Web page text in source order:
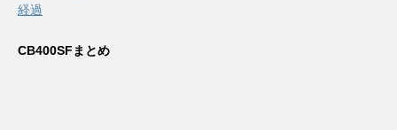
経過
CB400SFまとめ